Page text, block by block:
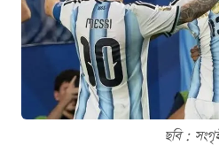
ছবি :